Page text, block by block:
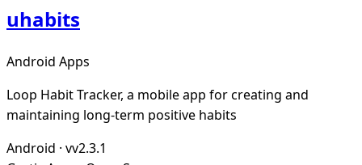
uhabits
Android Apps
Loop Habit Tracker, a mobile app for creating and
maintaining long-term positive habits
Android · vv2.3.1